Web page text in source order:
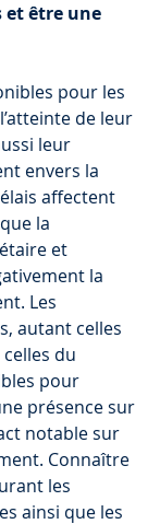
et être une
pour les
de leur
leur
envers la
affectent
la
et
la
Les
autant celles
du
pour
présence sur
notable sur
Connaître
les
ainsi que les